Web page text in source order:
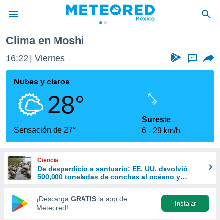
de
ha sido
calidad.
a este
las
y
forma
digital
basada
Clima en Moshi
16:22 Viernes ...
Nubes y claros
28°
Sensación de 27°
Sureste
6
29 km/h
Ciencia
De desperdicio a santuario: EE. UU. devolvió
500,000 toneladas de conchas al océano y
¡Descarga GRATIS la app de
Meteored!
Instalar